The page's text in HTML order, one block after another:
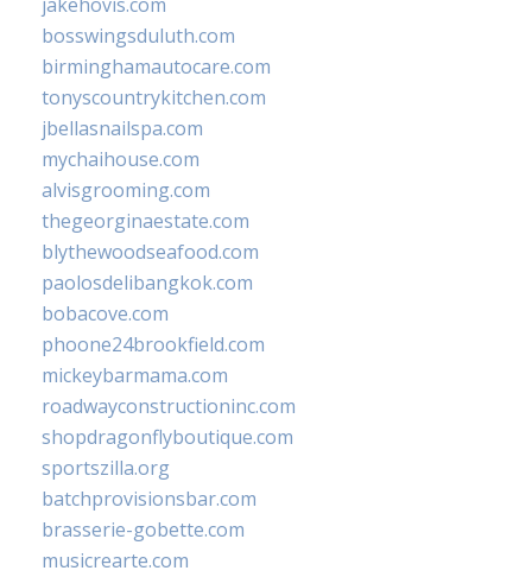
bosswingsduluth.com
birminghamautocare.com
tonyscountrykitchen.com
jbellasnailspa.com
mychaihouse.com
alvisgrooming.com
thegeorginaestate.com
blythewoodseafood.com
paolosdelibangkok.com
bobacove.com
phoone24brookfield.com
mickeybarmama.com
roadwayconstructioninc.com
shopdragonflyboutique.com
sportszilla.org
batchprovisionsbar.com
brasserie-gobette.com
musicrearte.com